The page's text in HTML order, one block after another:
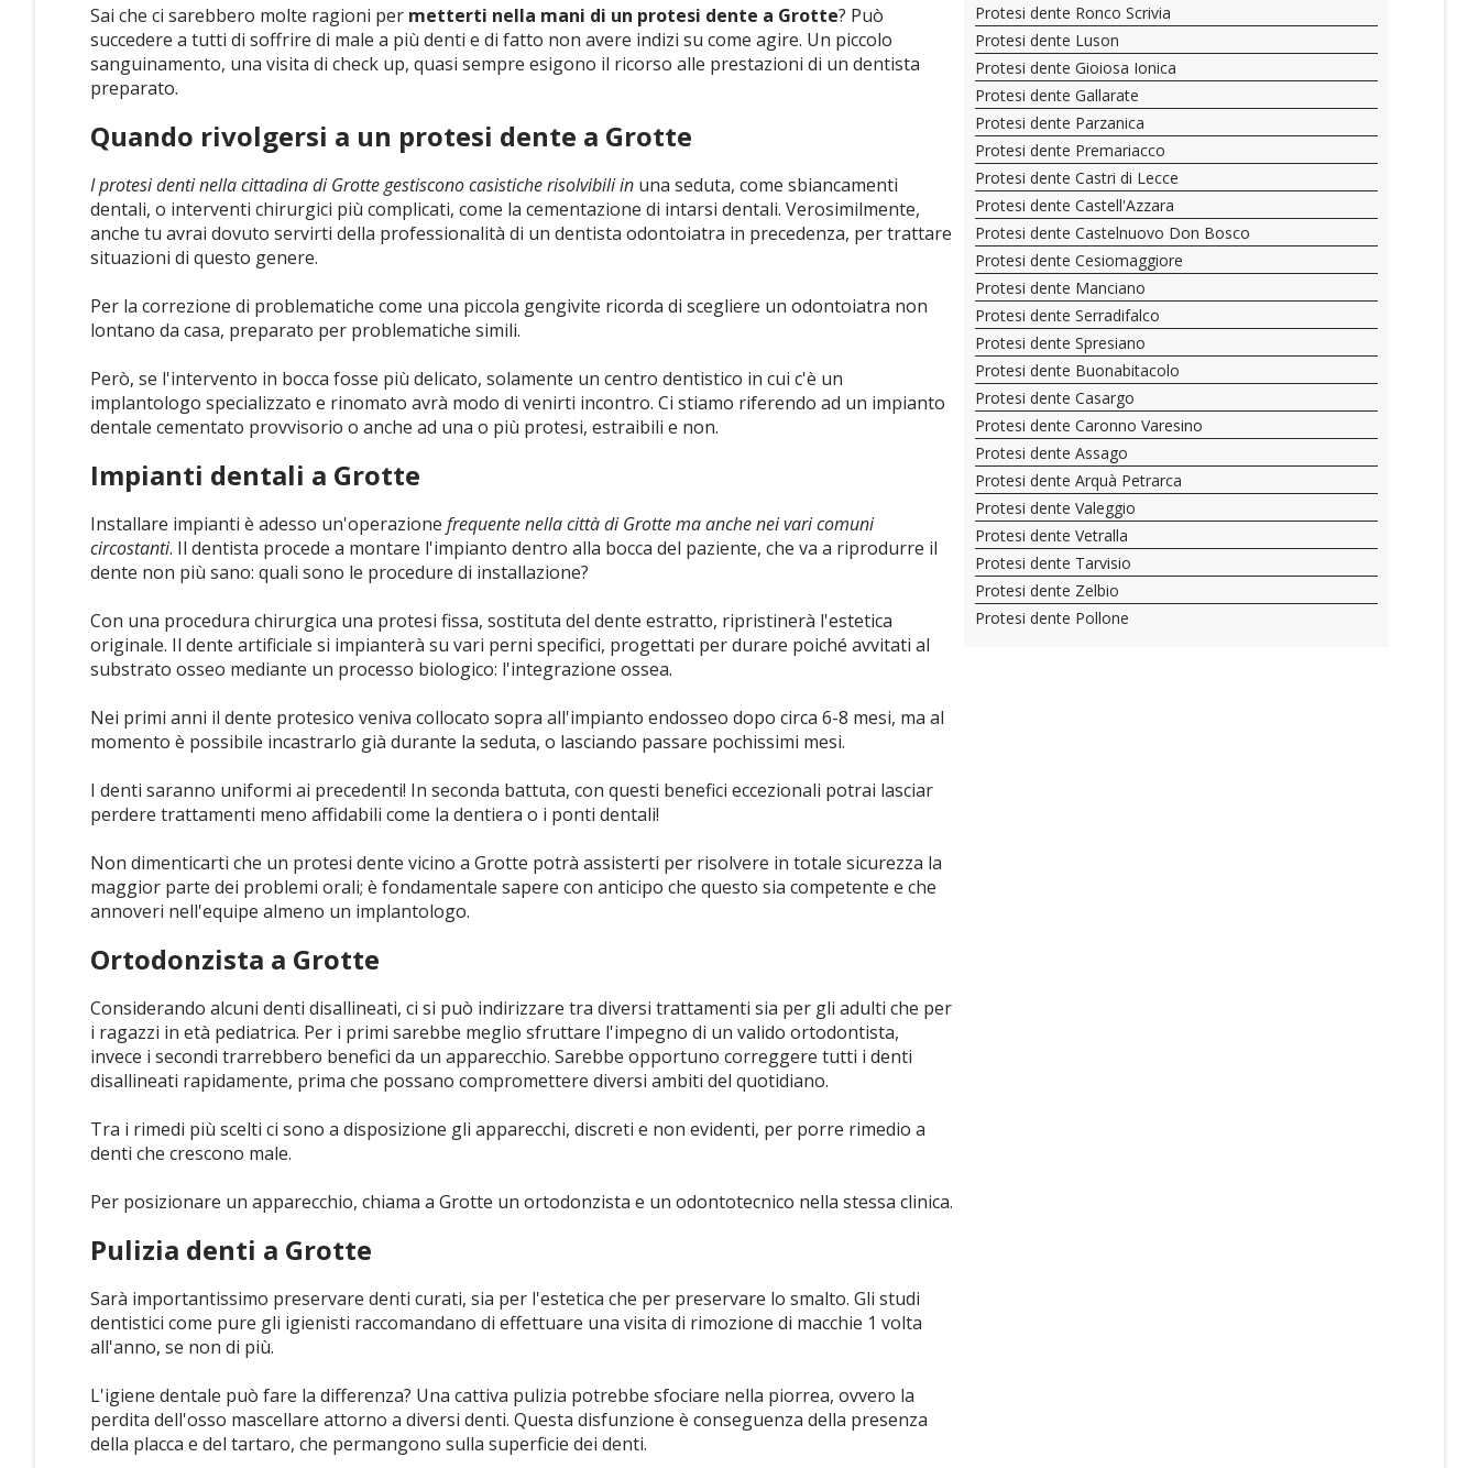
Sai che ci sarebbero molte ragioni per metterti nella mani di un protesi dente a Grotte? Può
succedere a tutti di soffrire di male a più denti e di fatto non avere indizi su come agire. Un piccolo
sanguinamento, una visita di check up, quasi sempre esigono il ricorso alle prestazioni di un dentista
preparato.
Quando rivolgersi a un protesi dente a Grotte
I protesi denti nella cittadina di Grotte gestiscono casistiche risolvibili in una seduta, come sbiancamenti
dentali, o interventi chirurgici più complicati, come la cementazione di intarsi dentali. Verosimilmente,
anche tu avrai dovuto servirti della professionalità di un dentista odontoiatra in precedenza, per trattare
situazioni di questo genere.
Per la correzione di problematiche come una piccola gengivite ricorda di scegliere un odontoiatra non
lontano da casa, preparato per problematiche simili.
Però, se l'intervento in bocca fosse più delicato, solamente un centro dentistico in cui c'è un
implantologo specializzato e rinomato avrà modo di venirti incontro. Ci stiamo riferendo ad un impianto
dentale cementato provvisorio o anche ad una o più protesi, estraibili e non.
Impianti dentali a Grotte
Installare impianti è adesso un'operazione frequente nella città di Grotte ma anche nei vari comuni
circostanti. Il dentista procede a montare l'impianto dentro alla bocca del paziente, che va a riprodurre il
dente non più sano: quali sono le procedure di installazione?
Con una procedura chirurgica una protesi fissa, sostituta del dente estratto, ripristinerà l'estetica
originale. Il dente artificiale si impianterà su vari perni specifici, progettati per durare poiché avvitati al
substrato osseo mediante un processo biologico: l'integrazione ossea.
Nei primi anni il dente protesico veniva collocato sopra all'impianto endosseo dopo circa 6-8 mesi, ma al
momento è possibile incastrarlo già durante la seduta, o lasciando passare pochissimi mesi.
I denti saranno uniformi ai precedenti! In seconda battuta, con questi benefici eccezionali potrai lasciar
perdere trattamenti meno affidabili come la dentiera o i ponti dentali!
Non dimenticarti che un protesi dente vicino a Grotte potrà assisterti per risolvere in totale sicurezza la
maggior parte dei problemi orali; è fondamentale sapere con anticipo che questo sia competente e che
annoveri nell'equipe almeno un implantologo.
Ortodonzista a Grotte
Considerando alcuni denti disallineati, ci si può indirizzare tra diversi trattamenti sia per gli adulti che per
i ragazzi in età pediatrica. Per i primi sarebbe meglio sfruttare l'impegno di un valido ortodontista,
invece i secondi trarrebbero benefici da un apparecchio. Sarebbe opportuno correggere tutti i denti
disallineati rapidamente, prima che possano compromettere diversi ambiti del quotidiano.
Tra i rimedi più scelti ci sono a disposizione gli apparecchi, discreti e non evidenti, per porre rimedio a
denti che crescono male.
Per posizionare un apparecchio, chiama a Grotte un ortodonzista e un odontotecnico nella stessa clinica.
Pulizia denti a Grotte
Sarà importantissimo preservare denti curati, sia per l'estetica che per preservare lo smalto. Gli studi
dentistici come pure gli igienisti raccomandano di effettuare una visita di rimozione di macchie 1 volta
all'anno, se non di più.
L'igiene dentale può fare la differenza? Una cattiva pulizia potrebbe sfociare nella piorrea, ovvero la
perdita dell'osso mascellare attorno a diversi denti. Questa disfunzione è conseguenza della presenza
della placca e del tartaro, che permangono sulla superficie dei denti.
Protesi dente Ronco Scrivia
Protesi dente Luson
Protesi dente Gioiosa Ionica
Protesi dente Gallarate
Protesi dente Parzanica
Protesi dente Premariacco
Protesi dente Castri di Lecce
Protesi dente Castell'Azzara
Protesi dente Castelnuovo Don Bosco
Protesi dente Cesiomaggiore
Protesi dente Manciano
Protesi dente Serradifalco
Protesi dente Spresiano
Protesi dente Buonabitacolo
Protesi dente Casargo
Protesi dente Caronno Varesino
Protesi dente Assago
Protesi dente Arquà Petrarca
Protesi dente Valeggio
Protesi dente Vetralla
Protesi dente Tarvisio
Protesi dente Zelbio
Protesi dente Pollone